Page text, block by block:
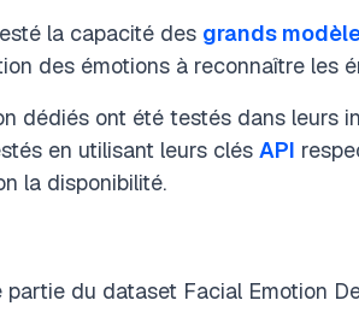
la capacité des grands
des émotions à reconnaître les
dédiés ont été testés dans leurs
en utilisant leurs clés API
la disponibilité.
partie du dataset Facial Emotion